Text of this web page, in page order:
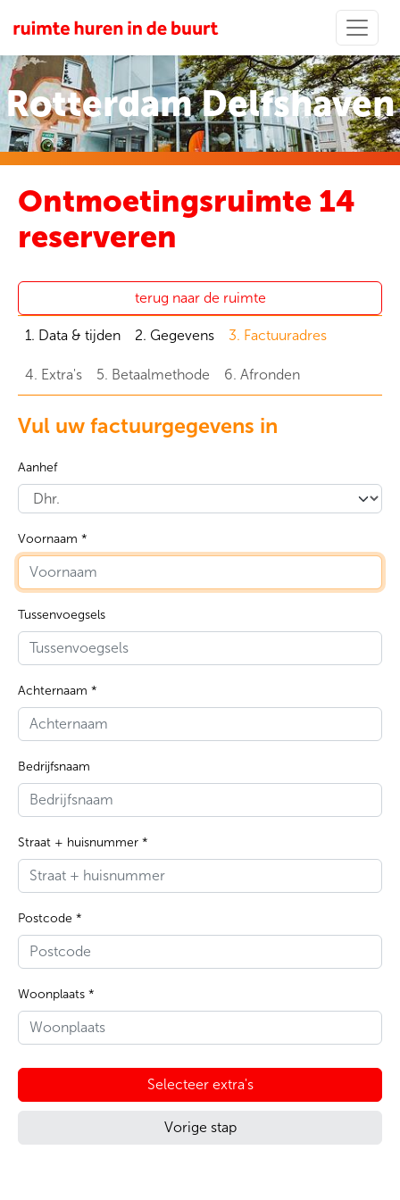
Rotterdam Delfshaven
Ontmoetingsruimte 14
reserveren
terug naar de ruimte
1. Data & tijden 2. Gegevens 3. Factuuradres
4. Extra's 5. Betaalmethode 6. Afronden
Vul uw factuurgegevens in
Aanhef
Voornaam *
Tussenvoegsels
Achternaam *
Bedrijfsnaam
Straat + huisnummer *
Postcode *
Woonplaats *
Selecteer extra's
Vorige stap